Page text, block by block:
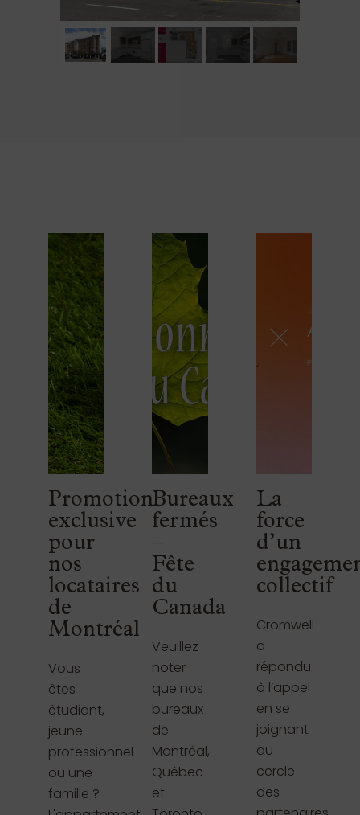
Promotion
exclusive
pour
nos
locataires
de
Montréal
Vous
êtes
étudiant,
jeune
professionnel
ou une
famille ?
Bureaux
fermés
–
Fête
du
Canada
Veuillez
noter
que nos
bureaux
de
Montréal,
Québec
et
La
force
d’un
collectif
Cromwell
a
répondu
à l’appel
en se
joignant
au
cercle
des